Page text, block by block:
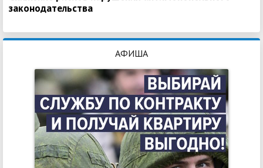
законодательства
АФИША